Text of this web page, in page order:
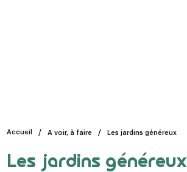
Accueil A voir, à faire Les jardins généreux
Les jardins généreux